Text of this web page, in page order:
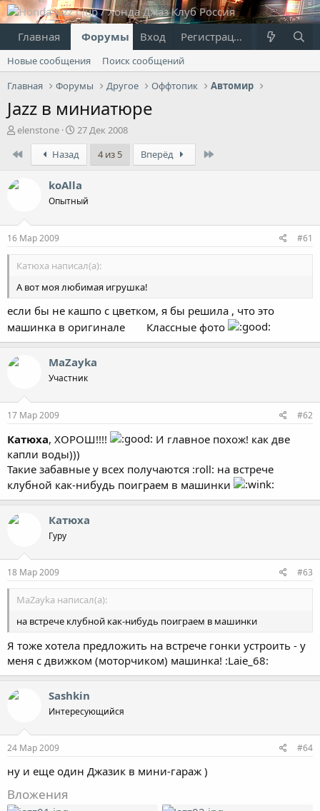
Главная Форумы Что нового?
Вход Регистрация
Новые сообщения
Поиск сообщений
Главная
Форумы Другое Оффтопик Автомир
Jazz в миниатюре
А
т
р
т
ы
elenstone
Д
а
т
а
н
а
ч
27 Дек 2008
Назад 4 из 5 Вперёд
koAlla
Опытный
16 Мар 2009 #61
Катюха написал(а):
А вот моя любимая игрушка!
если бы не кашпо с цветком, я бы решила , что это
машинка в оригинале
Классные фото
MaZayka
Участник
17 Мар 2009 #62
Катюха, ХОРОШ!!!!
И главное похож! как две
капли воды)))
Такие забавные у всех получаются :roll: на встрече
клубной как-нибудь поиграем в машинки
Катюха
Гуру
18 Мар 2009 #63
MaZayka написал(а):
на встрече клубной как-нибудь поиграем в машинки
Я тоже хотела предложить на встрече гонки устроить - у
меня с движком (моторчиком) машинка! :Laie_68:
Sashkin
Интересующийся
24 Мар 2009 #64
ну и еще один Джазик в мини-гараж )
Вложения